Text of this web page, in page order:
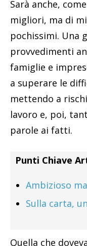
Sarà anche,
migliori, ma di
pochissimi. Una
provvedimenti
famiglie e
a superare le
mettendo a
lavoro e, poi,
parole ai fatti.
Punti Chiave
Ambizioso
Sulla carta,
Quella che